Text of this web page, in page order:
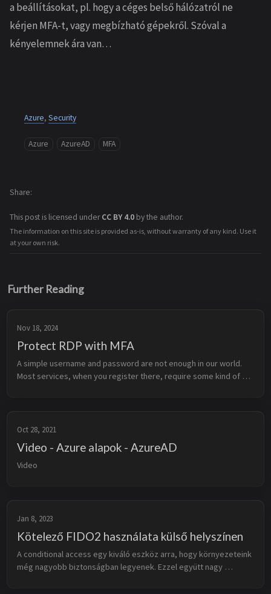
a beállításokat, pl. hogy a céges belső hálózatról ne
kérjen MFA-t, vagy megbízható gépekről. Szóval a
kényelemnek ára van…
Azure, Security
Azure AzureAD MFA
This post is licensed underCC BY 4.0 by the author.
The information on this site is provided as-is, without warranty of any kind. Use it
at your own risk.
Share
Further Reading
Nov 18, 2024
Protect RDP with MFA
A simple username and password are not enough in our world.
Most services, when you register there, require some kind of
Oct 28, 2021
Video - Azure alapok - AzureAD
Video
Jan 8, 2023
Kötelező FIDO2 használata külső helyszínen
A conditional access egy kiváló eszköz arra, hogy környezeteink
még nagyobb biztonságban legyenek. Ezzel együtt nagy